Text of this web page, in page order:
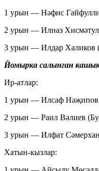
1 урын — Нәфис
2 урын — Илназ
3 урын — Илдар Халиков
Йомырка салынган
Ир-атлар:
1 урын — Илсаф Нәҗипов
2 урын — Раил Вәлиев
3 урын — Илфат
Хатын-кызлар: